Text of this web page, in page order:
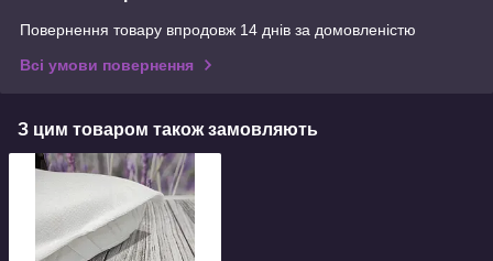
Повернення товару впродовж 14 днів за домовленістю
Всі умови повернення
З цим товаром також замовляють